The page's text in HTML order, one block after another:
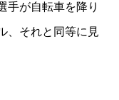
手が自転車を降り
、それと同等に見